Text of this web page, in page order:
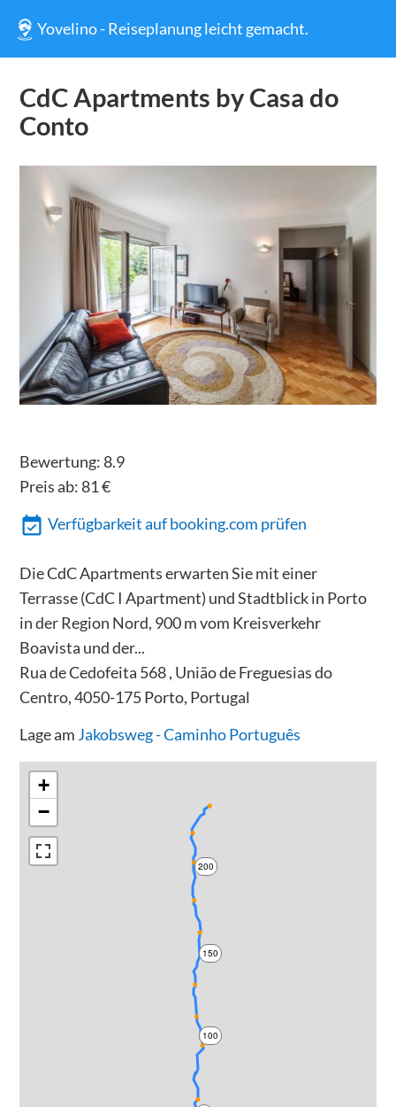
Yovelino - Reiseplanung leicht gemacht.
CdC Apartments by Casa do
Conto
Bewertung: 8.9
Preis ab: 81€
Verfügbarkeit auf booking.com prüfen
Die CdC Apartments erwarten Sie mit einer
Terrasse (CdC I Apartment) und Stadtblick in Porto
in der Region Nord, 900 m vom Kreisverkehr
Boavista und der...
Rua de Cedofeita 568 , União de Freguesias do
Centro, 4050-175 Porto, Portugal
Lage am Jakobsweg - Caminho Português
100
150
200
+
−